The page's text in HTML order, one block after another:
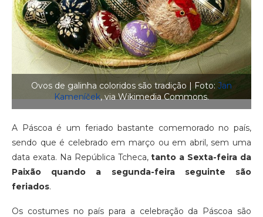
Ovos de galinha coloridos são tradição | Foto: Jan
Kameníček, via Wikimedia Commons.
A Páscoa é um feriado bastante comemorado no país,
sendo que é celebrado em março ou em abril, sem uma
data exata. Na República Tcheca,tanto a Sexta-feira da
Paixão quando a segunda-feira seguinte são
feriados.
Os costumes no país para a celebração da Páscoa são